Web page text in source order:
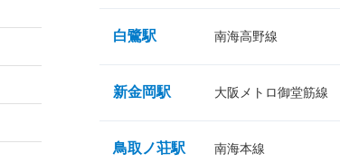
白鷺駅 南海高野線
新金岡駅 大阪メトロ御堂筋線
鳥取ノ荘駅 南海本線